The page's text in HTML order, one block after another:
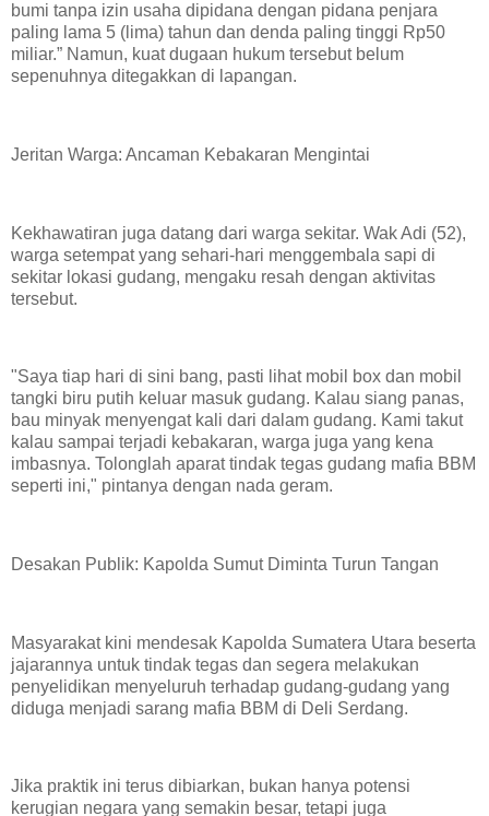
bumi tanpa izin usaha dipidana dengan pidana penjara
paling lama 5 (lima) tahun dan denda paling tinggi Rp50
miliar.” Namun, kuat dugaan hukum tersebut belum
sepenuhnya ditegakkan di lapangan.
Jeritan Warga: Ancaman Kebakaran Mengintai
Kekhawatiran juga datang dari warga sekitar. Wak Adi (52),
warga setempat yang sehari-hari menggembala sapi di
sekitar lokasi gudang, mengaku resah dengan aktivitas
tersebut.
"Saya tiap hari di sini bang, pasti lihat mobil box dan mobil
tangki biru putih keluar masuk gudang. Kalau siang panas,
bau minyak menyengat kali dari dalam gudang. Kami takut
kalau sampai terjadi kebakaran, warga juga yang kena
imbasnya. Tolonglah aparat tindak tegas gudang mafia BBM
seperti ini," pintanya dengan nada geram.
Desakan Publik: Kapolda Sumut Diminta Turun Tangan
Masyarakat kini mendesak Kapolda Sumatera Utara beserta
jajarannya untuk tindak tegas dan segera melakukan
penyelidikan menyeluruh terhadap gudang-gudang yang
diduga menjadi sarang mafia BBM di Deli Serdang.
Jika praktik ini terus dibiarkan, bukan hanya potensi
kerugian negara yang semakin besar, tetapi juga